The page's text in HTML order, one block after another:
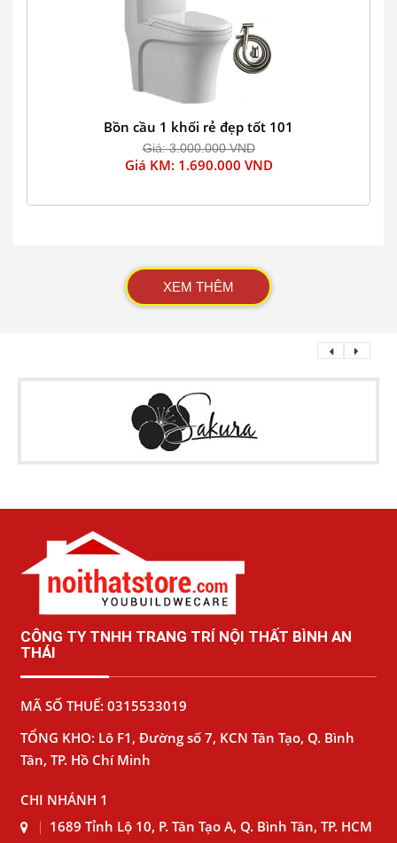
Bồn cầu 1 khối rẻ đẹp tốt 101
Giá: 3.000.000 VND
Giá KM: 1.690.000 VND
XEM THÊM
CÔNG TY TNHH TRANG TRÍ NỘI THẤT BÌNH AN
THÁI
MÃ SỐ THUẾ: 0315533019
TỔNG KHO: Lô F1, Đường số 7, KCN Tân Tạo, Q. Bình
Tân, TP. Hồ Chí Minh
CHI NHÁNH 1
1689 Tỉnh Lộ 10, P. Tân Tạo A, Q. Bình Tân, TP. HCM